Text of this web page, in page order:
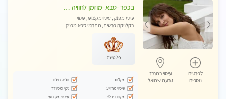
לפרטים
נוספים
עיסוי במרכז
גבעת שמואל
בכפר -סבא -מוזמן לחוויה בלתי נשכחת!!!עיסוי מפנק ביותר מומלץ לחלוטין!!!
עיסוי מפנק, עיסוי מקצועי, עיסוי
בקלניקה פרטית, מתחמי ספא מפנק,
לנשים בלבד
פלטינה
מקלחת
חניה חינם
עיסוי מרגיע
נקי ומסודר
מקום פרטי
עיסוי מקצועי